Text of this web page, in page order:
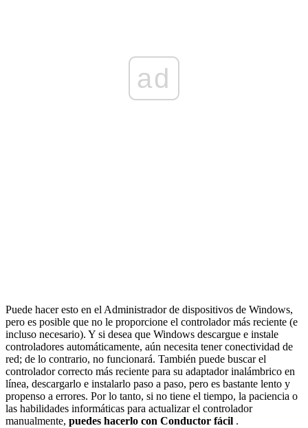
ad
Puede hacer esto en el Administrador de dispositivos de Windows,
pero es posible que no le proporcione el controlador más reciente (e
incluso necesario). Y si desea que Windows descargue e instale
controladores automáticamente, aún necesita tener conectividad de
red; de lo contrario, no funcionará. También puede buscar el
controlador correcto más reciente para su adaptador inalámbrico en
línea, descargarlo e instalarlo paso a paso, pero es bastante lento y
propenso a errores. Por lo tanto, si no tiene el tiempo, la paciencia o
las habilidades informáticas para actualizar el controlador
manualmente, puedes hacerlo con Conductor fácil .